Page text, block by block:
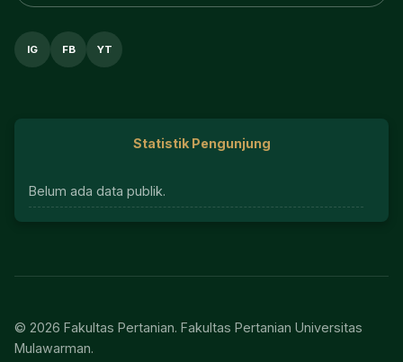
IG FB YT
Statistik Pengunjung
Belum ada data publik.
© 2026 Fakultas Pertanian. Fakultas Pertanian Universitas
Mulawarman.